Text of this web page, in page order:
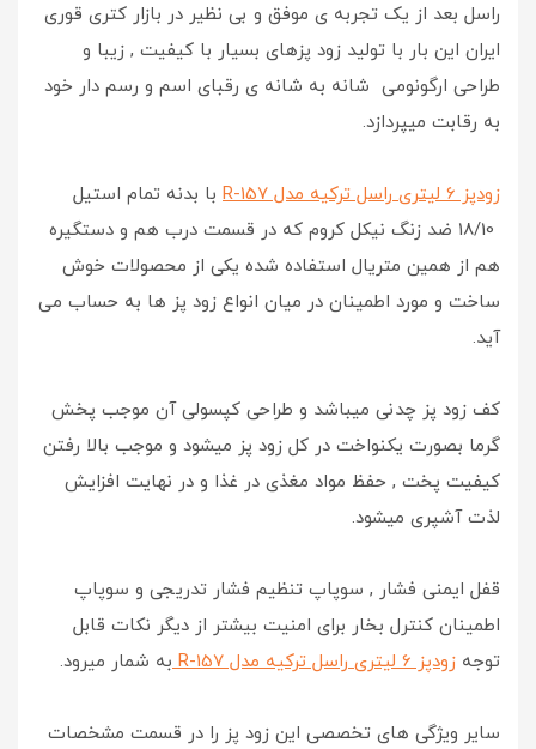
راسل بعد از یک تجربه ی موفق و بی نظیر در بازار کتری قوری
ایران این بار با تولید زود پزهای بسیار با کیفیت , زیبا و
طراحی ارگونومی شانه به شانه ی رقبای اسم و رسم دار خود
به رقابت میپردازد.
زودپز 6 لیتری راسل ترکیه مدل R-157
با بدنه تمام استیل
18/10 ضد زنگ نیکل کروم که در قسمت درب هم و دستگیره
هم از همین متریال استفاده شده یکی از محصولات خوش
ساخت و مورد اطمینان در میان انواع زود پز ها به حساب می
آید.
کف زود پز چدنی میباشد و طراحی کپسولی آن موجب پخش
گرما بصورت یکنواخت در کل زود پز میشود و موجب بالا رفتن
کیفیت پخت , حفظ مواد مغذی در غذا و در نهایت افزایش
لذت آشپری میشود.
قفل ایمنی فشار , سوپاپ تنظیم فشار تدریجی و سوپاپ
اطمینان کنترل بخار برای امنیت بیشتر از دیگر نکات قابل
توجه زودپز 6 لیتری راسل ترکیه مدل R-157 به شمار میرود.
سایر ویژگی های تخصصی این زود پز را در قسمت مشخصات